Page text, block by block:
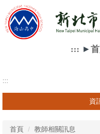
到
主
::: ►
:::
資
首頁 教師相關訊息